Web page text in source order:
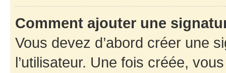
Comment ajouter une
Vous devez d’abord créer une
l’utilisateur. Une fois créée,